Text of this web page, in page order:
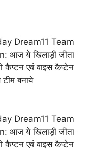
Dream11 Team
आज ये खिलाड़ी जीता
कैप्टन एवं वाइस कैप्टेन
बनाये
Dream11 Team
आज ये खिलाड़ी जीता
कैप्टन एवं वाइस कैप्टेन